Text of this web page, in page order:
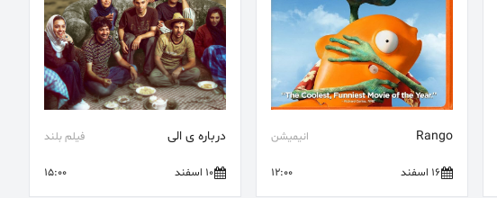
Rango انیمیشن
16 اسفند 12:00
درباره ی الی فیلم بلند
10 اسفند 15:00